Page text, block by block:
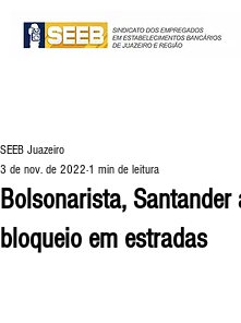
Bolsonarista, Santander
bloqueio em estradas
SEEB Juazeiro
3 de nov. de 2022 1 min de leitura